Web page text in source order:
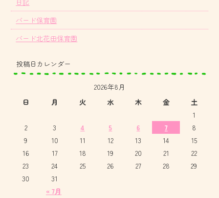
バード保育園
バード北花田保育園
投稿日カレンダー
2026年8月
日
月 火 水 木 金 土
« 7月
1
2
3 4 5 6 7
8
9
10 11 12 13 14
15
16
17 18 19 20 21
22
23
24 25 26 27 28
29
30
31